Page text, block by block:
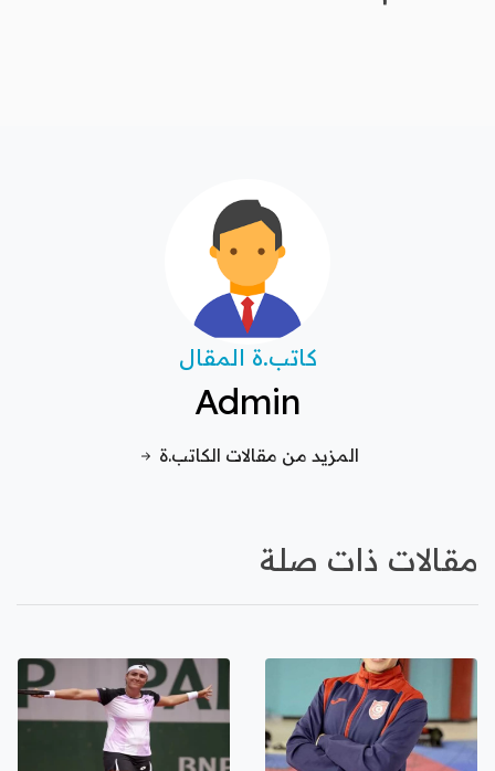
كاتب.ة المقال
Admin
المزيد من مقالات الكاتب.ة
مقالات ذات صلة